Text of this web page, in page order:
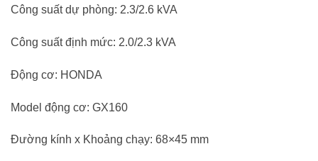
Công suất dự phòng: 2.3/2.6 kVA
Công suất định mức: 2.0/2.3 kVA
Động cơ: HONDA
Model động cơ: GX160
Đường kính x Khoảng chạy: 68×45 mm